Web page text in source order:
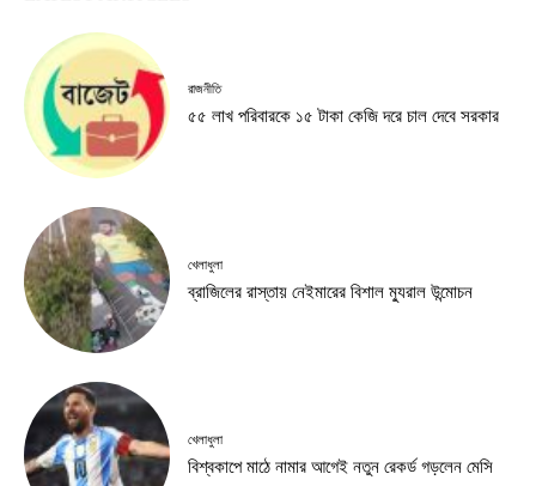
রাজনীতি
৫৫ লাখ পরিবারকে ১৫ টাকা কেজি দরে চাল দেবে সরকার
খেলাধুলা
ব্রাজিলের রাস্তায় নেইমারের বিশাল ম্যুরাল উন্মোচন
খেলাধুলা
বিশ্বকাপে মাঠে নামার আগেই নতুন রেকর্ড গড়লেন মেসি